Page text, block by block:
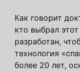
Как говорит
кто выбрал
разработан,
технология
более 20 лет,